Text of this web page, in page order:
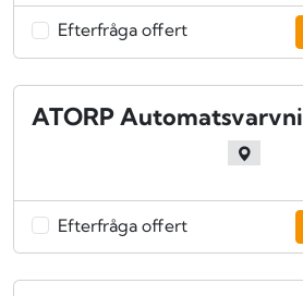
Efterfråga offert
Efterfråga offert